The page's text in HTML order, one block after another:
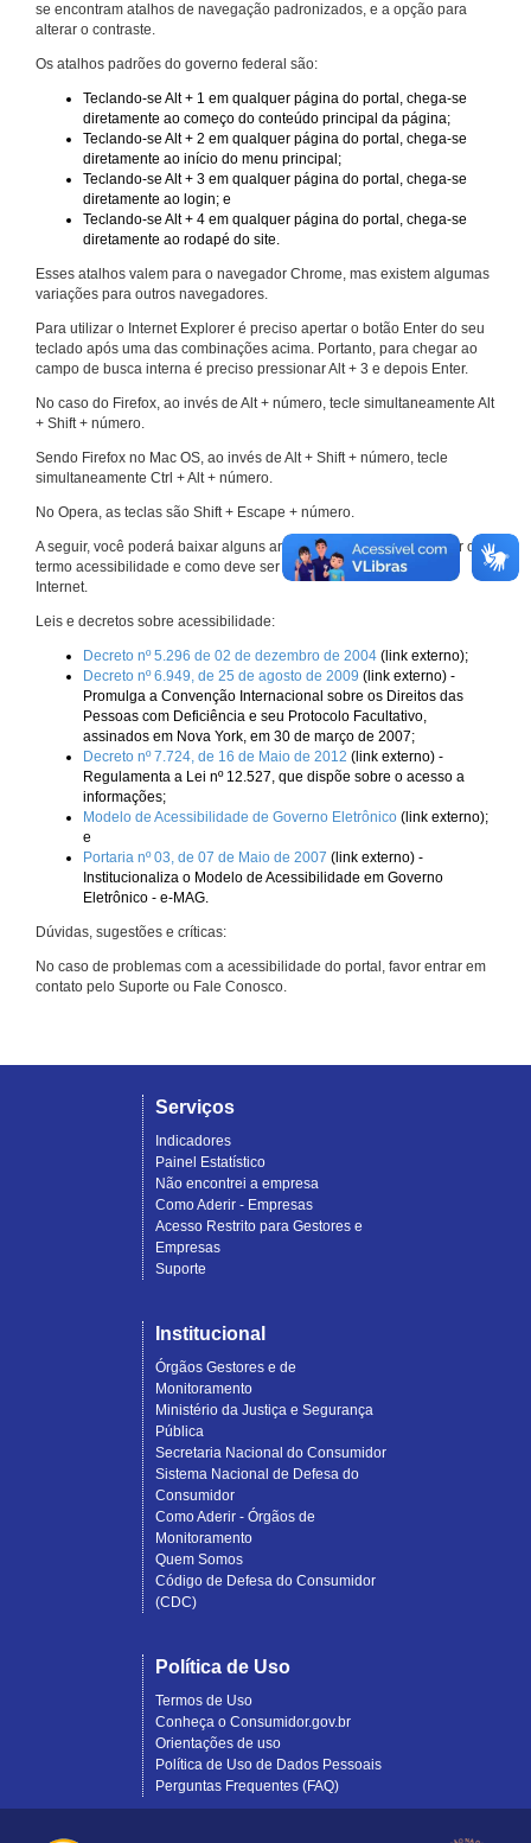
se encontram atalhos de navegação padronizados, e a opção para
alterar o contraste.
Os atalhos padrões do governo federal são:
Teclando-se Alt + 1 em qualquer página do portal, chega-se
diretamente ao começo do conteúdo principal da página;
Teclando-se Alt + 2 em qualquer página do portal, chega-se
diretamente ao início do menu principal;
Teclando-se Alt + 3 em qualquer página do portal, chega-se
diretamente ao login; e
Teclando-se Alt + 4 em qualquer página do portal, chega-se
diretamente ao rodapé do site.
Esses atalhos valem para o navegador Chrome, mas existem algumas
variações para outros navegadores.
Para utilizar o Internet Explorer é preciso apertar o botão Enter do seu
teclado após uma das combinações acima. Portanto, para chegar ao
campo de busca interna é preciso pressionar Alt + 3 e depois Enter.
No caso do Firefox, ao invés de Alt + número, tecle simultaneamente Alt
+ Shift + número.
Sendo Firefox no Mac OS, ao invés de Alt + Shift + número, tecle
simultaneamente Ctrl + Alt + número.
No Opera, as teclas são Shift + Escape + número.
A seguir, você poderá baixar alguns arquivos que explicam melhor o
termo acessibilidade e como deve ser implementado nos sites da
Internet.
Leis e decretos sobre acessibilidade:
Decreto nº 5.296 de 02 de dezembro de 2004 (link externo);
Decreto nº 6.949, de 25 de agosto de 2009 (link externo) -
Promulga a Convenção Internacional sobre os Direitos das
Pessoas com Deficiência e seu Protocolo Facultativo,
assinados em Nova York, em 30 de março de 2007;
Decreto nº 7.724, de 16 de Maio de 2012 (link externo) -
Regulamenta a Lei nº 12.527, que dispõe sobre o acesso a
informações;
Modelo de Acessibilidade de Governo Eletrônico (link externo);
e
Portaria nº 03, de 07 de Maio de 2007 (link externo) -
Institucionaliza o Modelo de Acessibilidade em Governo
Eletrônico - e-MAG.
Dúvidas, sugestões e críticas:
No caso de problemas com a acessibilidade do portal, favor entrar em
contato pelo Suporte ou Fale Conosco.
Serviços
Indicadores
Painel Estatístico
Não encontrei a empresa
Como Aderir - Empresas
Acesso Restrito para Gestores e
Empresas
Suporte
Institucional
Órgãos Gestores e de
Monitoramento
Ministério da Justiça e Segurança
Pública
Secretaria Nacional do Consumidor
Sistema Nacional de Defesa do
Consumidor
Como Aderir - Órgãos de
Monitoramento
Quem Somos
Código de Defesa do Consumidor
(CDC)
Política de Uso
Termos de Uso
Conheça o Consumidor.gov.br
Orientações de uso
Política de Uso de Dados Pessoais
Perguntas Frequentes (FAQ)